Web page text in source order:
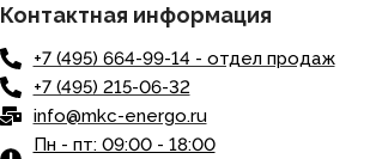
Контактная информация
+7 (495) 664-99-14 - отдел продаж
+7 (495) 215-06-32
info@mkc-energo.ru
Пн - пт: 09:00 - 18:00